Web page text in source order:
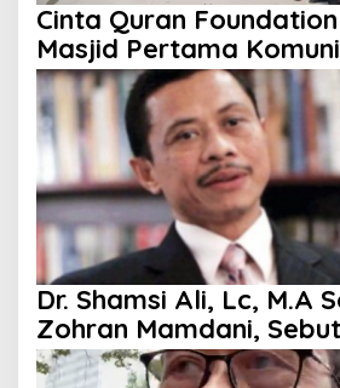
Cinta Quran
Masjid Pertama
Indonesia di Kanada
Dr. Shamsi Ali, Lc, M.A
Zohran Mamdani,
Kenaikan Gaji hingga